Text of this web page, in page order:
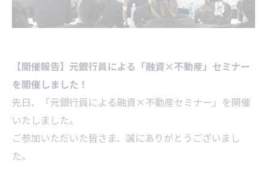
【開催報告】元銀行員による「融資×不動産」セミナー
を開催しました！
先日、「元銀行員による融資×不動産セミナー」を開催
いたしました。
ご参加いただいた皆さま、誠にありがとうございまし
た。